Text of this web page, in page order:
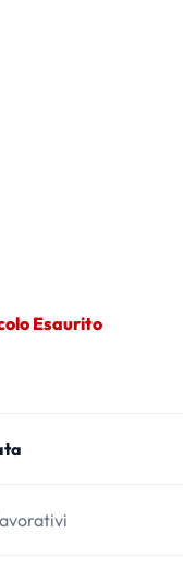
Esaurito